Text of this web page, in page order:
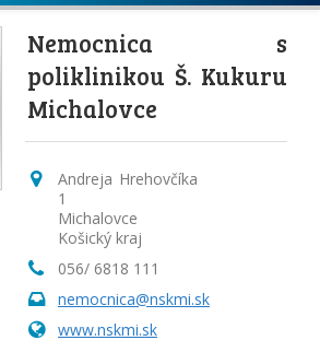
Nemocnica s
poliklinikou Š. Kukuru
Michalovce
Andreja Hrehovčíka
1
Michalovce
Košický kraj
056/ 6818 111
nemocnica@nskmi.sk
www.nskmi.sk